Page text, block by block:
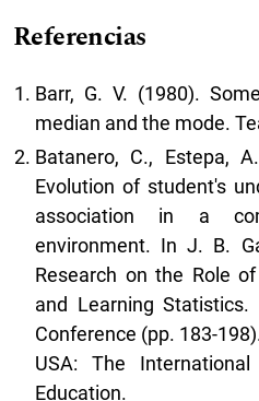
Referencias
Barr, G. V. (1980).
median and the mode.
Batanero, C., Estepa,
Evolution of student's
association in a
environment. In J. B.
Research on the Role
and Learning Statistics.
Conference (pp. 183-
USA: The
Education.